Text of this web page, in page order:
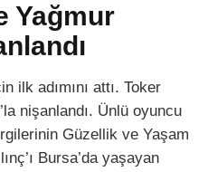
Yağmur
ilk adımını attı. Toker
nişanlandı. Ünlü oyuncu
Güzellik ve Yaşam
Bursa’da yaşayan